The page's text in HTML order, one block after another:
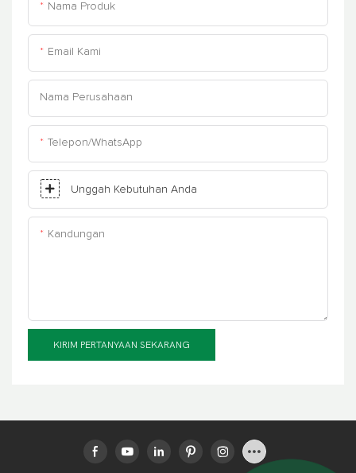
Nama Produk
Email Kami
Nama Perusahaan
Telepon/WhatsApp
Unggah Kebutuhan Anda
Kandungan
KIRIM PERTANYAAN SEKARANG